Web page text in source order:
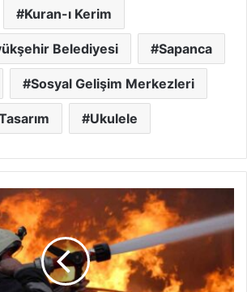
Kuran-ı Kerim
Belediyesi Sapanca
Sosyal Gelişim Merkezleri
Ukulele